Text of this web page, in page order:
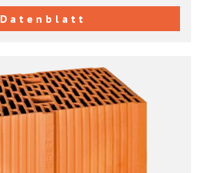
Datenblatt